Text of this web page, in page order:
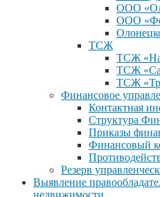
ООО
ООО
ТСЖ
ТСЖ
ТСЖ
ТСЖ
Финансовое
Контактная
Структура
Приказы
Финансовый
Резерв
Выявление
недвижимости